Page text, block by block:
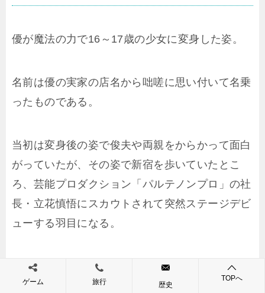
優が魔法の力で16～17歳の少女に変身した姿。
名前は優の実家の店名から咄嗟に思い付いて名乗
ったものである。
当初は変身後の姿で俊夫や両親をからかって面白
がっていたが、その姿で新宿を歩いていたとこ
ろ、芸能プロダクション「パルテノンプロ」の社
長・立花慎悟にスカウトされて突然ステージデビ
ューする羽目になる。
その数日後、歌手として正式にデビューし、気乗
りのしない優本人の思いとは裏腹に一躍スターと
ゲーム 旅行 歴史
TOPへ